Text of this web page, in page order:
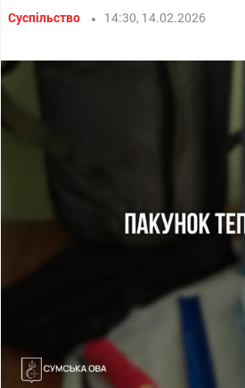
Суспільство 14:30, 14.02.2026